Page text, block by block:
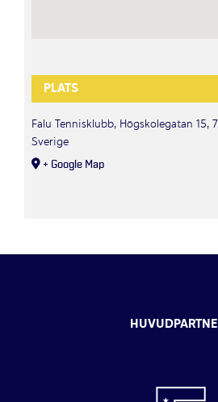
PLATS
Falu Tennisklubb, Högskolegatan 15,
Sverige
+ Google Map